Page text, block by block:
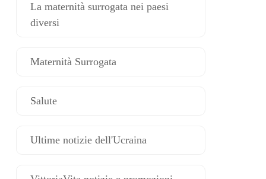
La maternità surrogata nei paesi
diversi
Maternità Surrogata
Salute
Ultime notizie dell'Ucraina